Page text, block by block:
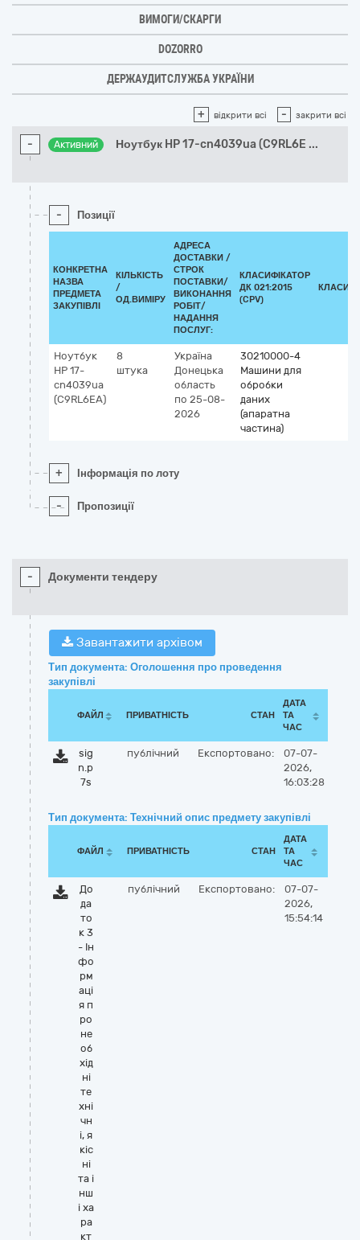
ВИМОГИ/СКАРГИ
DOZORRO
ДЕРЖАУДИТСЛУЖБА УКРАЇНИ
+ відкрити всі - закрити всі
- Активний Ноутбук HP 17-cn4039ua (C9RL6E ...
- Позиції
КОНКРЕТНА
НАЗВА
ПРЕДМЕТА
ЗАКУПІВЛІ
КІЛЬКІСТЬ
/
ОД.ВИМІРУ
АДРЕСА
ДОСТАВКИ /
СТРОК
ПОСТАВКИ/
ВИКОНАННЯ
РОБІТ/
НАДАННЯ
ПОСЛУГ:
КЛАСИФІКАТОР
ДК 021:2015
(CPV)
Ноутбук
HP 17-
cn4039ua
(C9RL6EA)
8
штука
Україна
Донецька
область
по 25-08-
2026
30210000-4
Машини для
обробки
даних
(апаратна
частина)
+ Інформація по лоту
- Пропозиції
- Документи тендеру
Завантажити архівом
Тип документа: Оголошення про проведення
закупівлі
ФАЙЛ ПРИВАТНІСТЬ СТАН
ДАТА
ТА
ЧАС
sig
n.p
7s
публічний Експортовано:
07-07-
2026,
16:03:28
Тип документа: Технічний опис предмету закупівлі
ФАЙЛ ПРИВАТНІСТЬ СТАН
ДАТА
ТА
ЧАС
До
да
то
к 3
- Ін
фо
рм
аці
я п
ро
не
об
хід
ні
те
хні
чн
і, я
кіс
ні
та і
нш
і ха
ра
кт
публічний Експортовано:
07-07-
2026,
15:54:14